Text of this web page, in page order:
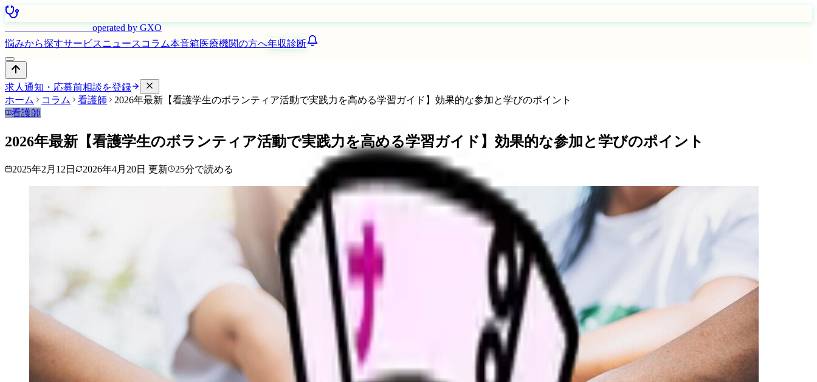
operated by GXO
悩みから探すサービスニュース コラム本音箱医療機関の方へ年収診断
求人通知・応募前相談を登録
ホーム
コラム 看護師
2026年最新【看護学生のボランティア活動で実践力を高める学習ガイド】効果的な参加と学びのポイント
看護師
2026年最新【看護学生のボランティア活動で実践力を高める学習ガイド】効果的な参加と学びのポイント
2025年2月12日 2026年4月20日 更新 25分で読める